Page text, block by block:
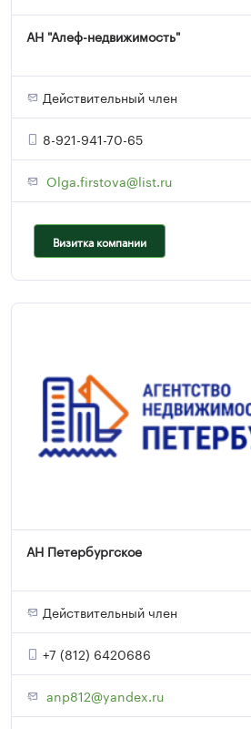
АН "Алеф-недвижимость"
Действительный член
8-921-941-70-65
Olga.firstova@list.ru
Визитка компании
АН Петербургское
Действительный член
+7 (812) 6420686
anp812@yandex.ru